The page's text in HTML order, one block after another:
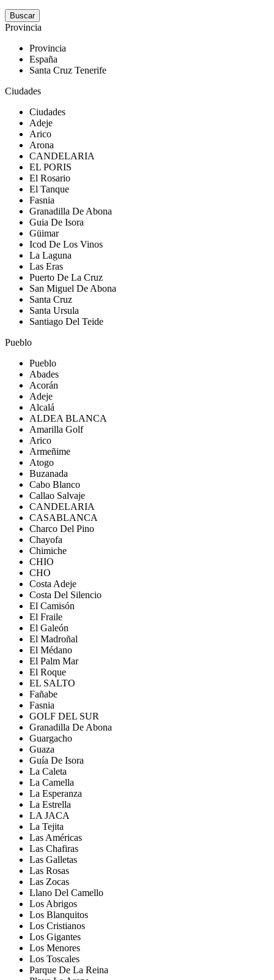
Provincia
Provincia
España
Santa Cruz Tenerife
Ciudades
Ciudades
Adeje
Arico
Arona
CANDELARIA
EL PORIS
El Rosario
El Tanque
Fasnia
Granadilla De Abona
Guia De Isora
Güimar
Icod De Los Vinos
La Laguna
Las Eras
Puerto De La Cruz
San Miguel De Abona
Santa Cruz
Santa Ursula
Santiago Del Teide
Pueblo
Pueblo
Abades
Acorán
Adeje
Alcalá
ALDEA BLANCA
Amarilla Golf
Arico
Armeñime
Atogo
Buzanada
Cabo Blanco
Callao Salvaje
CANDELARIA
CASABLANCA
Charco Del Pino
Chayofa
Chimiche
CHIO
CHO
Costa Adeje
Costa Del Silencio
El Camisón
El Fraile
El Galeón
El Madroñal
El Médano
El Palm Mar
El Roque
EL SALTO
Fañabe
Fasnia
GOLF DEL SUR
Granadilla De Abona
Guargacho
Guaza
Guía De Isora
La Caleta
La Camella
La Esperanza
La Estrella
LA JACA
La Tejita
Las Américas
Las Chafiras
Las Galletas
Las Rosas
Las Zocas
Llano Del Camello
Los Abrigos
Los Blanquitos
Los Cristianos
Los Gigantes
Los Menores
Los Toscales
Parque De La Reina